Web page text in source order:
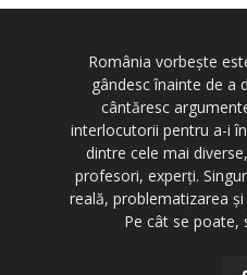
România vorbește
gândesc înainte de a
cântăresc
interlocutorii pentru a-i
dintre cele mai
profesori, experți.
reală, problematizarea
Pe cât se poate,